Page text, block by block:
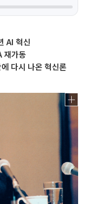
AI 혁신
재가동
다시 나온 혁신론